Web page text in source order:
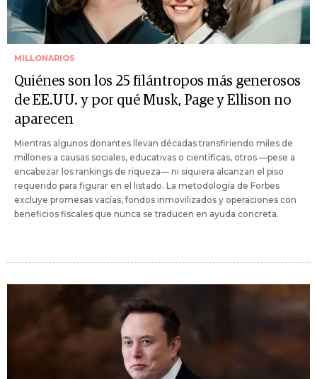
MILLONARIOS
Quiénes son los 25 filántropos más generosos
de EE.UU. y por qué Musk, Page y Ellison no
aparecen
Mientras algunos donantes llevan décadas transfiriendo miles de
millones a causas sociales, educativas o científicas, otros —pese a
encabezar los rankings de riqueza— ni siquiera alcanzan el piso
requerido para figurar en el listado. La metodología de Forbes
excluye promesas vacías, fondos inmovilizados y operaciones con
beneficios fiscales que nunca se traducen en ayuda concreta.